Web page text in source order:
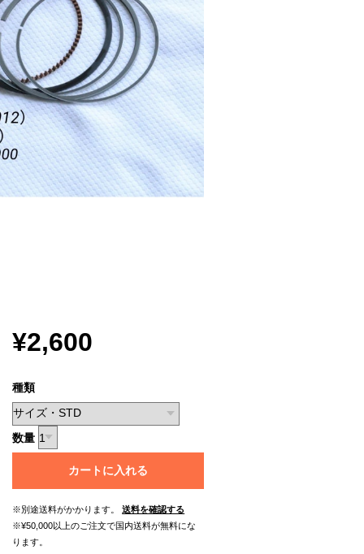
¥2,600
種類
数量
カートに入れる
※別途送料がかかります。
送料を確認する
※¥50,000以上のご注文で国内送料が無料にな
ります。